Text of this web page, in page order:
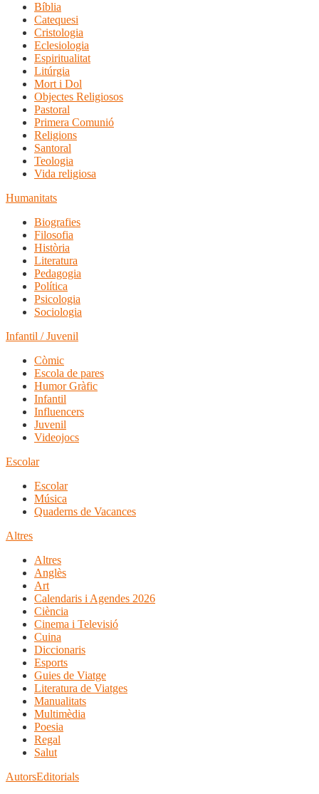
Bíblia
Catequesi
Cristologia
Eclesiologia
Espiritualitat
Litúrgia
Mort i Dol
Objectes Religiosos
Pastoral
Primera Comunió
Religions
Santoral
Teologia
Vida religiosa
Humanitats
Biografies
Filosofia
Història
Literatura
Pedagogia
Política
Psicologia
Sociologia
Infantil / Juvenil
Còmic
Escola de pares
Humor Gràfic
Infantil
Influencers
Juvenil
Videojocs
Escolar
Escolar
Música
Quaderns de Vacances
Altres
Altres
Anglès
Art
Calendaris i Agendes 2026
Ciència
Cinema i Televisió
Cuina
Diccionaris
Esports
Guies de Viatge
Literatura de Viatges
Manualitats
Multimèdia
Poesia
Regal
Salut
AutorsEditorials